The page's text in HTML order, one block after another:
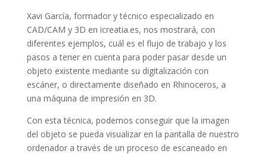
Xavi García, formador y técnico especializado en
CAD/CAM y 3D en icreatia.es, nos mostrará, con
diferentes ejemplos, cuál es el flujo de trabajo y los
pasos a tener en cuenta para poder pasar desde un
objeto existente mediante su digitalización con
escáner, o directamente diseñado en Rhinoceros, a
una máquina de impresión en 3D.
Con esta técnica, podemos conseguir que la imagen
del objeto se pueda visualizar en la pantalla de nuestro
ordenador a través de un proceso de escaneado en